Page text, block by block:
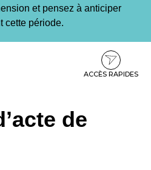
et pensez à anticiper
cette période.
ACCÈS RAPIDES
de